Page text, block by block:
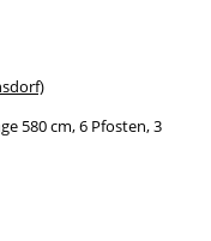
580 cm, 6 Pfosten, 3